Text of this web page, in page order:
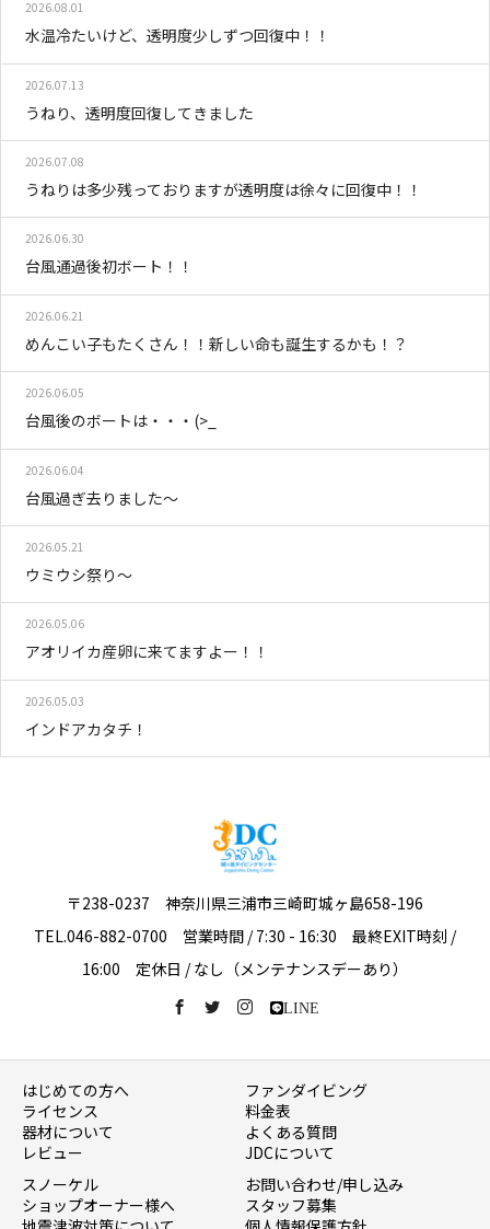
2026.08.01
水温冷たいけど、透明度少しずつ回復中！！
2026.07.13
うねり、透明度回復してきました
2026.07.08
うねりは多少残っておりますが透明度は徐々に回復中！！
2026.06.30
台風通過後初ボート！！
2026.06.21
めんこい子もたくさん！！新しい命も誕生するかも！？
2026.06.05
台風後のボートは・・・(>_
2026.06.04
台風過ぎ去りました～
2026.05.21
ウミウシ祭り～
2026.05.06
アオリイカ産卵に来てますよー！！
2026.05.03
インドアカタチ！
〒238-0237 神奈川県三浦市三崎町城ヶ島658-196
TEL.046-882-0700 営業時間 / 7:30 - 16:30 最終EXIT時刻 /
16:00 定休日 / なし（メンテナンスデーあり）
LINE
はじめての方へ
ファンダイビング
ライセンス
料金表
器材について
よくある質問
レビュー
JDCについて
スノーケル
お問い合わせ/申し込み
ショップオーナー様へ
スタッフ募集